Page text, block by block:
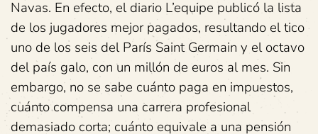
Navas. En efecto, el diario L’equipe publicó la lista
de los jugadores mejor pagados, resultando el tico
uno de los seis del París Saint Germain y el octavo
del país galo, con un millón de euros al mes. Sin
embargo, no se sabe cuánto paga en impuestos,
cuánto compensa una carrera profesional
demasiado corta; cuánto equivale a una pensión